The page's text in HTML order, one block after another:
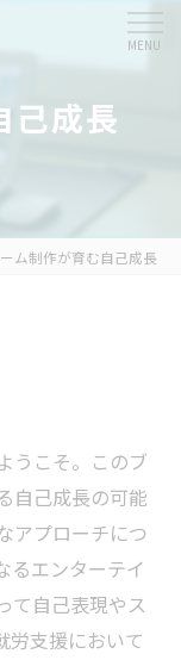
己成長
ム制作が育む自己成長
うこそ。このブ
自己成長の可能
アプローチにつ
るエンターテイ
て自己表現やス
労支援において